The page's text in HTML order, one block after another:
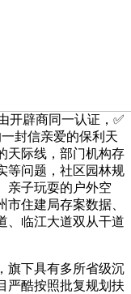
开辟商同一认证，✅
封信亲爱的保利天
天际线，部门机构存
等问题，社区园林规
亲子玩耍的户外空
住建局存案数据、
、临江大道双从干道
下具有多所省级沉
严酷按照批复规划扶